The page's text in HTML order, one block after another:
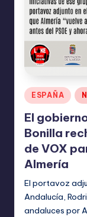
Publicado
en
ESPAÑA
El
Bonilla
de VOX
Almería
El portavoz
Andalucía,
andaluces por